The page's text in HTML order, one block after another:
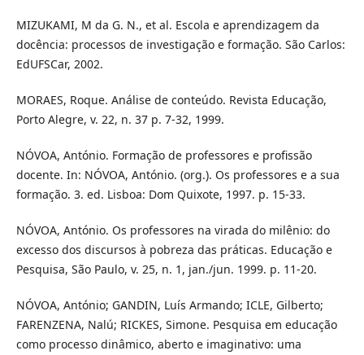
MIZUKAMI, M da G. N., et al. Escola e aprendizagem da
docência: processos de investigação e formação. São Carlos:
EdUFSCar, 2002.
MORAES, Roque. Análise de conteúdo. Revista Educação,
Porto Alegre, v. 22, n. 37 p. 7-32, 1999.
NÓVOA, António. Formação de professores e profissão
docente. In: NÓVOA, António. (org.). Os professores e a sua
formação. 3. ed. Lisboa: Dom Quixote, 1997. p. 15-33.
NÓVOA, António. Os professores na virada do milênio: do
excesso dos discursos à pobreza das práticas. Educação e
Pesquisa, São Paulo, v. 25, n. 1, jan./jun. 1999. p. 11-20.
NÓVOA, António; GANDIN, Luís Armando; ICLE, Gilberto;
FARENZENA, Nalú; RICKES, Simone. Pesquisa em educação
como processo dinâmico, aberto e imaginativo: uma